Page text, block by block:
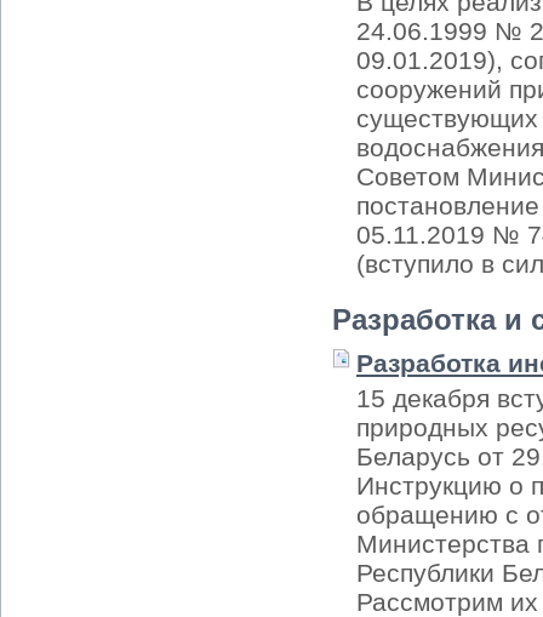
24.06.1999 №
09.01.2019),
сооружений
существующих
Советом
05.11.2019 №
(вступило в
Разработка и
Разработка
15 декабря
природных
Беларусь от
Инструкцию о
обращению с
Министерства
Республики
Рассмотрим